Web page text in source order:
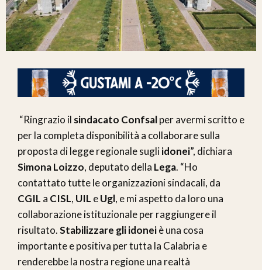
“Ringrazio il sindacato Confsalper avermi scritto e
per la completa disponibilità a collaborare sulla
proposta di legge regionale sugliidonei”, dichiara
Simona Loizzo, deputato della Lega. “Ho
contattato tutte le organizzazioni sindacali, da
CGIL a CISL, UIL eUgl, e mi aspetto da loro una
collaborazione istituzionale per raggiungere il
risultato.Stabilizzare gli idoneiè una cosa
importante e positiva per tutta la Calabria e
renderebbe la nostra regione una realtà